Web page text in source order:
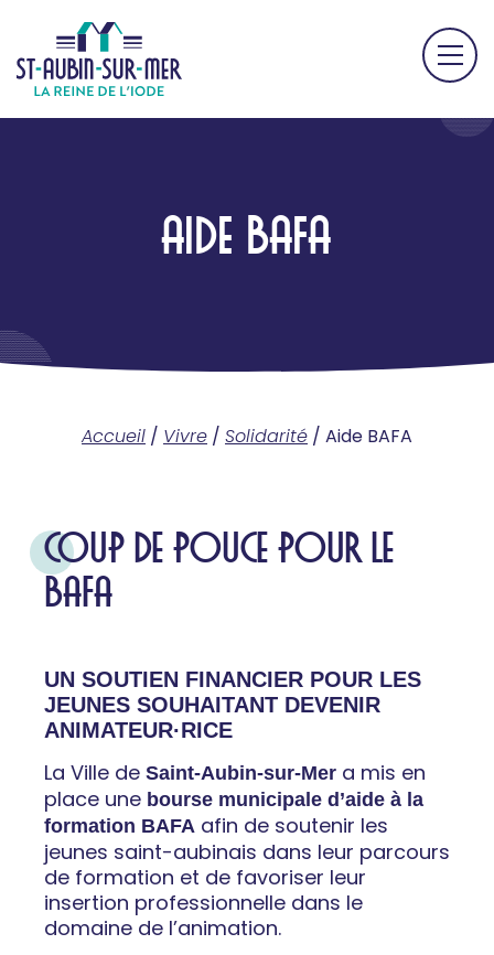
AIDE BAFA
Accueil / Vivre / Solidarité / Aide BAFA
COUP DE POUCE POUR LE
BAFA
UN SOUTIEN FINANCIER POUR LES
JEUNES SOUHAITANT DEVENIR
ANIMATEUR·RICE
La Ville de Saint-Aubin-sur-Mer a mis en
place une bourse municipale d’aide à la
formation BAFA afin de soutenir les
jeunes saint-aubinais dans leur parcours
de formation et de favoriser leur
insertion professionnelle dans le
domaine de l’animation.